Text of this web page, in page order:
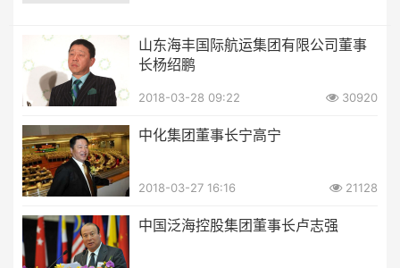
山东海丰国际航运集团有限公司董事
长杨绍鹏
2018-03-28 09:22 30920
中化集团董事长宁高宁
2018-03-27 16:16 21128
中国泛海控股集团董事长卢志强